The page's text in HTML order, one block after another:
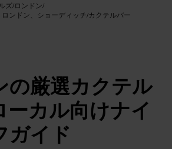
ズ/ロンドン/
ンドン、ショーディッチ/カクテルバー
の厳選カクテル
ーカル向けナイ
ガイド